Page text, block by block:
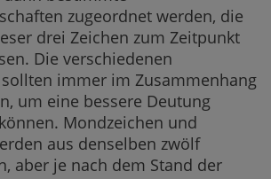
zugeordnet werden, die
drei Zeichen zum Zeitpunkt
Die verschiedenen
immer im Zusammenhang
um eine bessere Deutung
Mondzeichen und
aus denselben zwölf
aber je nach dem Stand der